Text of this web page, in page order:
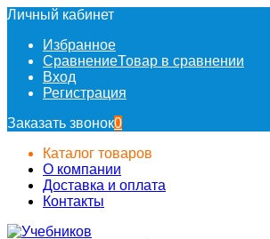
Личный кабинет
Избранное
СравнениеТовар в сравнении
Вход
Регистрация
Заказать звонок0
Каталог товаров
О компании
Доставка и оплата
Контакты